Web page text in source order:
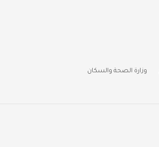
وزارة الصحة والسكان